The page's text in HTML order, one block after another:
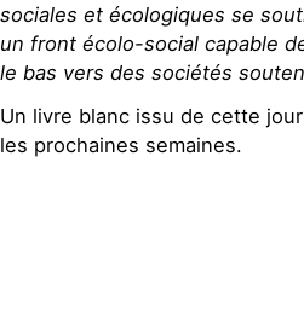
sociales et écologiques se
un front écolo-social capable
le bas vers des sociétés
Un livre blanc issu de cette
les prochaines semaines.